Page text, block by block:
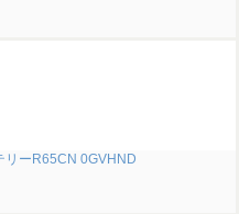
リーR65CN 0GVHND